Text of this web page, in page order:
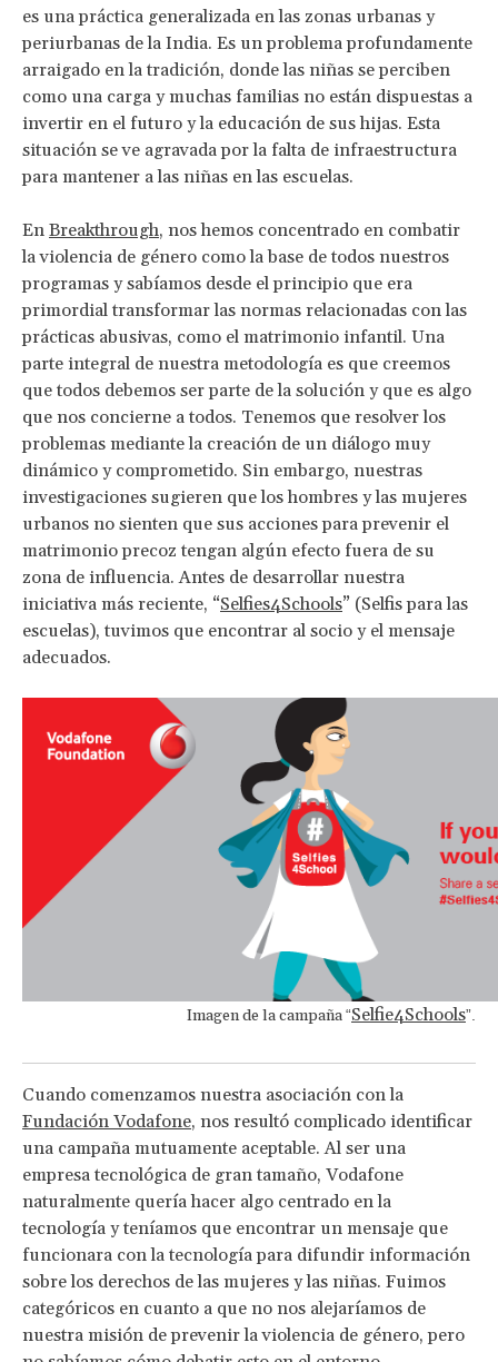
es una práctica generalizada en las zonas urbanas y
periurbanas de la India. Es un problema profundamente
arraigado en la tradición, donde las niñas se perciben
como una carga y muchas familias no están dispuestas a
invertir en el futuro y la educación de sus hijas. Esta
situación se ve agravada por la falta de infraestructura
para mantener a las niñas en las escuelas.
En Breakthrough, nos hemos concentrado en combatir
la violencia de género como la base de todos nuestros
programas y sabíamos desde el principio que era
primordial transformar las normas relacionadas con las
prácticas abusivas, como el matrimonio infantil. Una
parte integral de nuestra metodología es que creemos
que todos debemos ser parte de la solución y que es algo
que nos concierne a todos. Tenemos que resolver los
problemas mediante la creación de un diálogo muy
dinámico y comprometido. Sin embargo, nuestras
investigaciones sugieren que los hombres y las mujeres
urbanos no sienten que sus acciones para prevenir el
matrimonio precoz tengan algún efecto fuera de su
zona de influencia. Antes de desarrollar nuestra
iniciativa más reciente, “Selfies4Schools” (Selfis para las
escuelas), tuvimos que encontrar al socio y el mensaje
adecuados.
Imagen de la campaña“Selfie4Schools”.
Cuando comenzamos nuestra asociación con la
Fundación Vodafone, nos resultó complicado identificar
una campaña mutuamente aceptable. Al ser una
empresa tecnológica de gran tamaño, Vodafone
naturalmente quería hacer algo centrado en la
tecnología y teníamos que encontrar un mensaje que
funcionara con la tecnología para difundir información
sobre los derechos de las mujeres y las niñas. Fuimos
categóricos en cuanto a que no nos alejaríamos de
nuestra misión de prevenir la violencia de género, pero